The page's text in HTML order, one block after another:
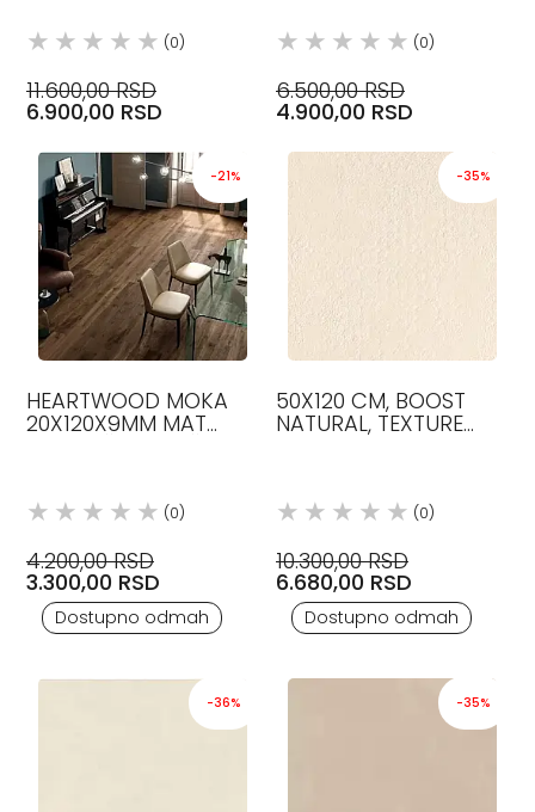
(0)
11.600,00 RSD
6.900,00 RSD
(0)
6.500,00 RSD
4.900,00 RSD
-21%
HEARTWOOD MOKA
20X120X9MM MAT
(0)
4.200,00 RSD
3.300,00 RSD
Dostupno odmah
-35%
50X120 CM, BOOST
NATURAL, TEXTURE
(0)
10.300,00 RSD
6.680,00 RSD
Dostupno odmah
-36% -35%